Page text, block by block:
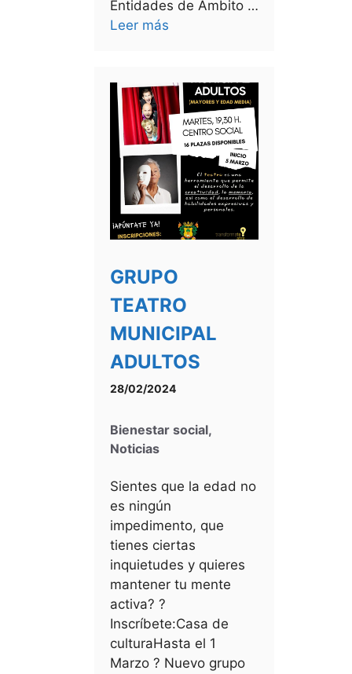
Entidades de Ámbito …
Leer más
GRUPO
TEATRO
MUNICIPAL
ADULTOS
28/02/2024
Bienestar social,
Noticias
Sientes que la edad no
es ningún
impedimento, que
tienes ciertas
inquietudes y quieres
mantener tu mente
activa? ?
Inscríbete:Casa de
culturaHasta el 1
Marzo ? Nuevo grupo